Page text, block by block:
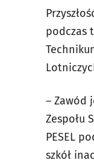
podczas
– Zawód
Zespołu
PESEL
szkół